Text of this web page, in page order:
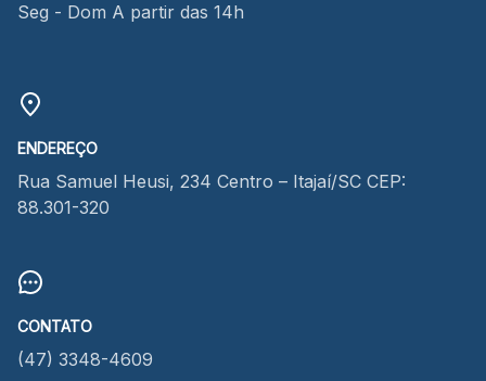
Seg - Dom A partir das 14h
ENDEREÇO
Rua Samuel Heusi, 234 Centro – Itajaí/SC CEP:
88.301-320
CONTATO
(47) 3348-4609